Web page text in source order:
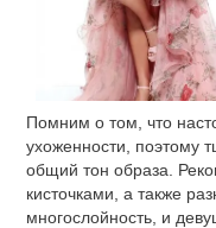
Помним о том, что
ухоженности, поэтому
общий тон образа.
кисточками, а также
многослойность, и